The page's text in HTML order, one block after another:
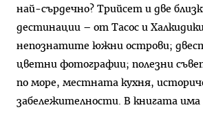
най-сърдечно? Трийсет и две
дестинации – от Тасос и
непознатите южни острови;
цветни фотографии; полезни
по море, местната кухня,
забележителности. В книгата има